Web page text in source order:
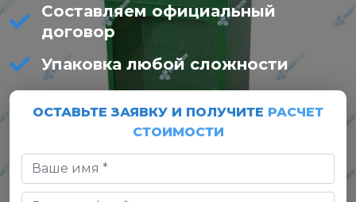
Составляем официальный
договор
Упаковка любой сложности
ОСТАВЬТЕ ЗАЯВКУ И ПОЛУЧИТЕ РАСЧЕТ
СТОИМОСТИ